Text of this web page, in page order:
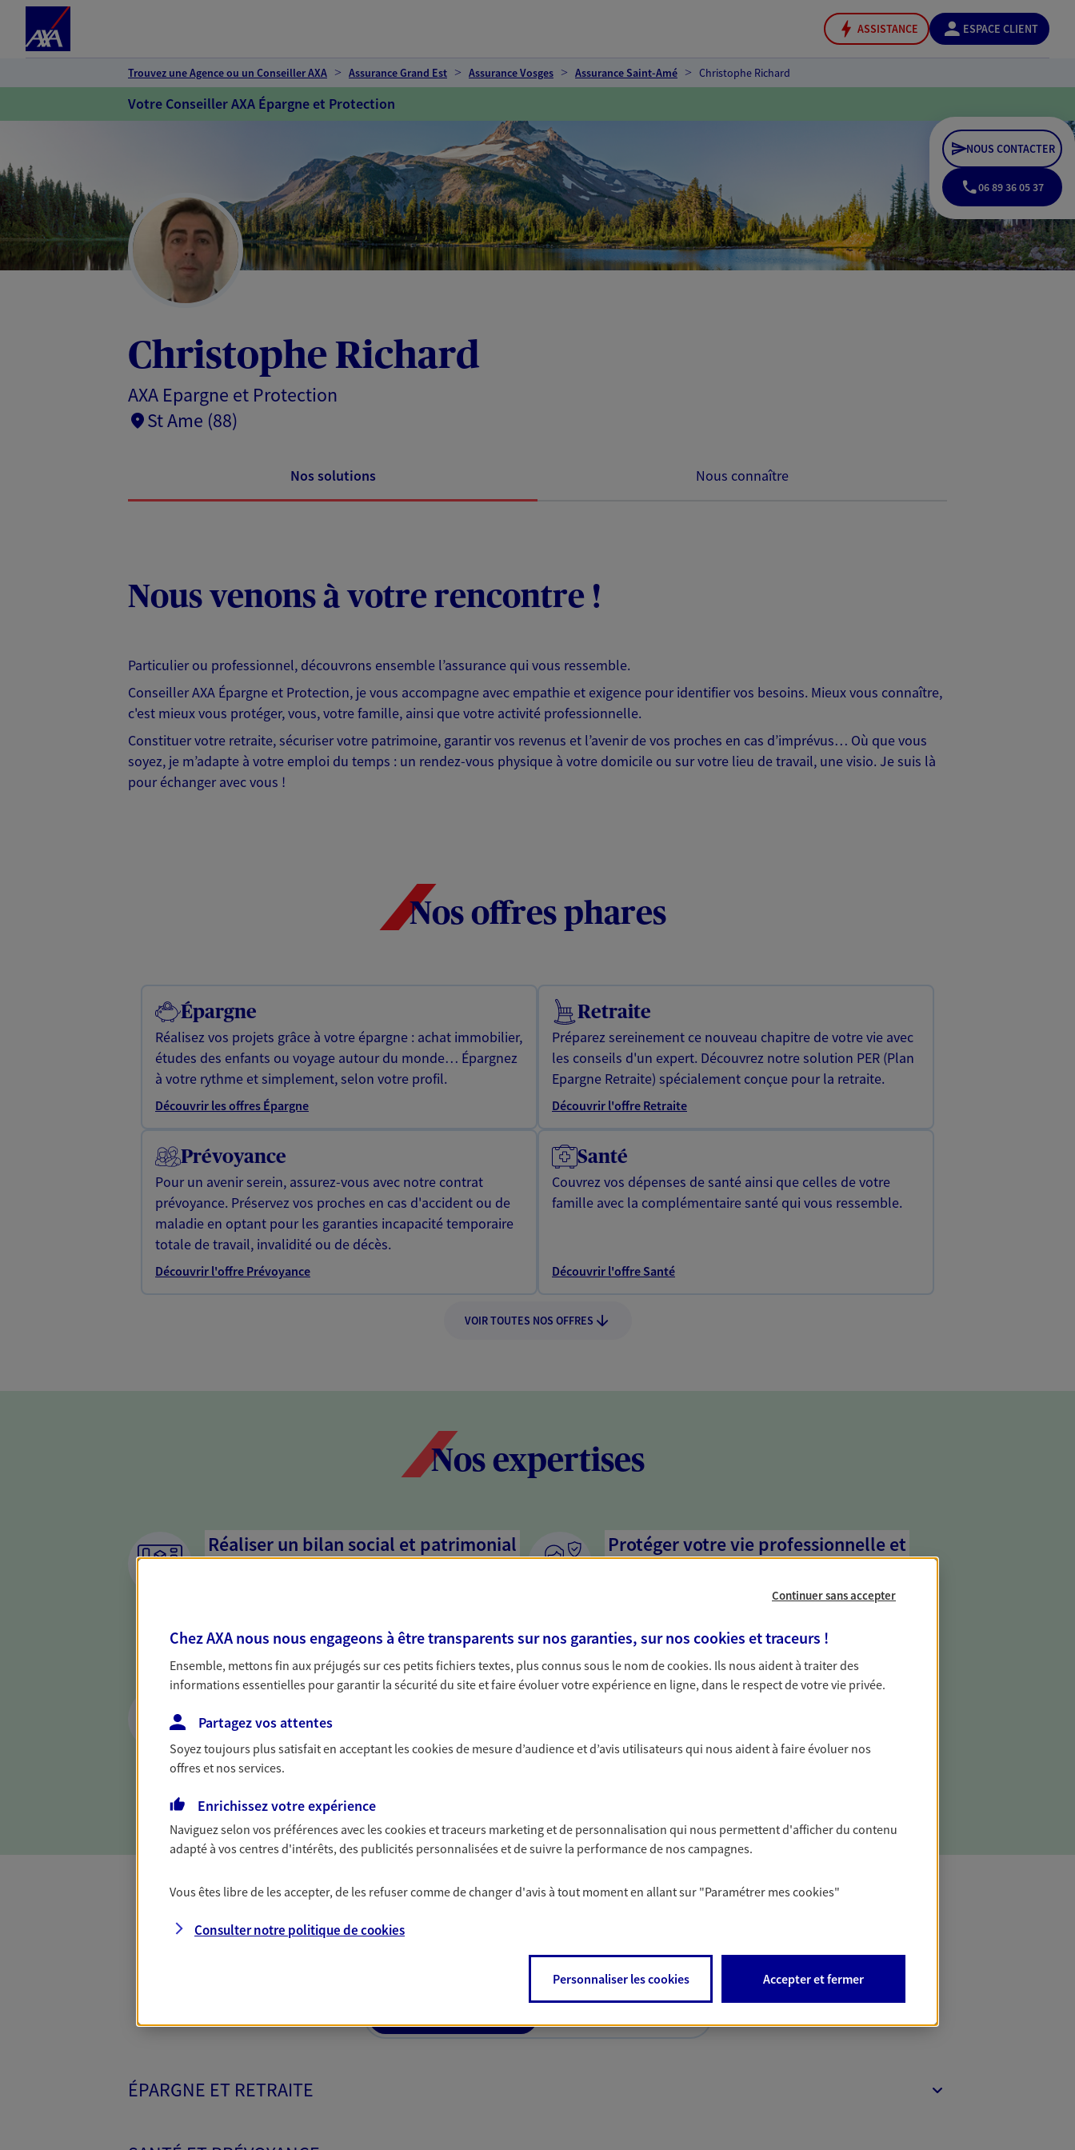
ASSISTANCE ESPACE CLIENT
Trouvez une Agence ou un Conseiller AXA Assurance Grand Est Assurance Vosges Assurance Saint-Amé Christophe Richard
Votre Conseiller AXA Épargne et Protection
Christophe Richard
AXA Epargne et Protection
St Ame (88)
NOUS CONTACTER
06 89 36 05 37
Nos solutions Nous connaître
Nous venons à votre rencontre !
Particulier ou professionnel, découvrons ensemble l’assurance qui vous ressemble.
Conseiller AXA Épargne et Protection, je vous accompagne avec empathie et exigence pour identifier vos besoins. Mieux vous connaître,
c'est mieux vous protéger, vous, votre famille, ainsi que votre activité professionnelle.
Constituer votre retraite, sécuriser votre patrimoine, garantir vos revenus et l’avenir de vos proches en cas d’imprévus… Où que vous
soyez, je m’adapte à votre emploi du temps : un rendez-vous physique à votre domicile ou sur votre lieu de travail, une visio. Je suis là
pour échanger avec vous !
Nos offres phares
Épargne
Réalisez vos projets grâce à votre épargne : achat immobilier,
études des enfants ou voyage autour du monde… Épargnez
à votre rythme et simplement, selon votre profil.
Découvrir les offres Épargne
Retraite
Préparez sereinement ce nouveau chapitre de votre vie avec
les conseils d'un expert. Découvrez notre solution PER (Plan
Epargne Retraite) spécialement conçue pour la retraite.
Découvrir l'offre Retraite
Prévoyance
Pour un avenir serein, assurez-vous avec notre contrat
prévoyance. Préservez vos proches en cas d'accident ou de
maladie en optant pour les garanties incapacité temporaire
totale de travail, invalidité ou de décès.
Découvrir l'offre Prévoyance
Santé
Couvrez vos dépenses de santé ainsi que celles de votre
famille avec la complémentaire santé qui vous ressemble.
Découvrir l'offre Santé
VOIR TOUTES NOS OFFRES
Nos expertises
Réaliser un bilan social et patrimonial
dresser un bilan complet de votre situation. Une analyse
solide pour vous formuler des conseils cohérents avec vos
besoins.
Protéger votre vie professionnelle et
Nous sommes à votre écoute pour vous proposer des
activité, mais aussi les risques liés à votre vie privée. Un seul
interlocuteur pour tous vos besoins, ça change tout.
Accompagner vos projets de vie
Achat immobilier, installation, départ à la retraite… Autant
de moments de vie qui nécessitent des solutions
d'assurance et d'épargne. Recevez un conseil d'expert
Valoriser et transmettre votre
Préparez au mieux la transmission de votre patrimoine en
Toutes nos solutions AXA Épargne et Protection
ÉPARGNE ET RETRAITE
Continuer sans accepter
Chez AXA nous nous engageons à être transparents sur nos garanties, sur nos cookies et traceurs !
Ensemble, mettons fin aux préjugés sur ces petits fichiers textes, plus connus sous le nom decookies. Ils nous aident à traiter des
informations essentielles pour garantir la sécurité du site et faire évoluer votre expérience en ligne, dans le respect de votre vie privée.
Partagez vos attentes
Soyez toujours plus satisfait en acceptant lescookiesde mesure d’audience et d’avis utilisateurs qui nous aident à faire évoluer nos
offres et nos services.
Enrichissez votre expérience
Naviguez selon vos préférences avec lescookies et traceurs marketing et de personnalisation qui nous permettent d'afficher du contenu
adapté à vos centres d'intérêts, des publicités personnalisées et de suivre la performance de nos campagnes.
Vous êtes libre de les accepter, de les refuser comme de changer d'avis à tout moment en allant sur "Paramétrer mescookies"
Consulter notre politique decookies
Personnaliser les cookies Accepter et fermer